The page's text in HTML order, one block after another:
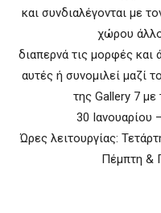
και συνδιαλέγονται με
χώρου
διαπερνά τις μορφές και
αυτές ή συνομιλεί μαζί
της Gallery 7
30 Ιανουαρίου
Ώρες λειτουργίας:
Πέμπτη &